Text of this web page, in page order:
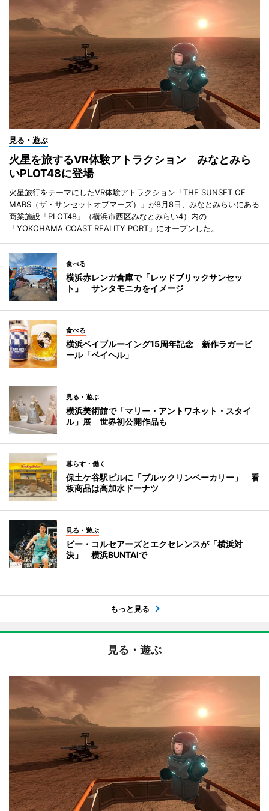
見る・遊ぶ
火星を旅するVR体験アトラクション みなとみら
いPLOT48に登場
火星旅行をテーマにしたVR体験アトラクション「THE SUNSET OF
MARS（ザ・サンセットオブマーズ）」が8月8日、みなとみらいにある
商業施設「PLOT48」（横浜市西区みなとみらい4）内の
「YOKOHAMA COAST REALITY PORT」にオープンした。
食べる
横浜赤レンガ倉庫で「レッドブリックサンセッ
ト」 サンタモニカをイメージ
食べる
横浜ベイブルーイング15周年記念 新作ラガービ
ール「ベイヘル」
見る・遊ぶ
横浜美術館で「マリー・アントワネット・スタイ
ル」展 世界初公開作品も
暮らす・働く
保土ケ谷駅ビルに「ブルックリンベーカリー」 看
板商品は高加水ドーナツ
見る・遊ぶ
ビー・コルセアーズとエクセレンスが「横浜対
決」 横浜BUNTAIで
もっと見る
見る・遊ぶ